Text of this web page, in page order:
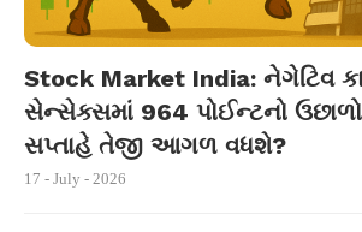
Stock Market India: નેગેટિવ
સેન્સેક્સમાં 964 પોઈન્ટનો
સપ્તાહે તેજી આગળ વધશે?
17 - July - 2026